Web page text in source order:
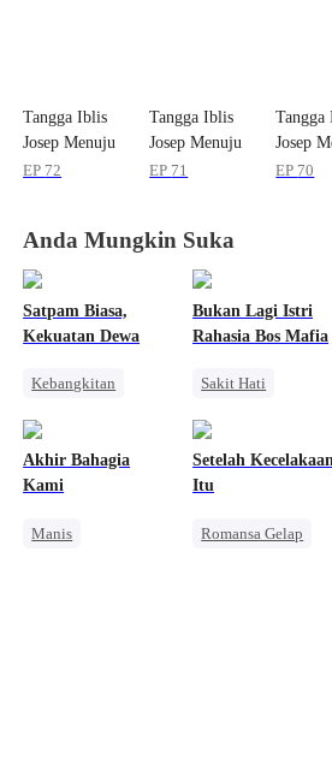
Tangga Iblis
Josep Menuju
EP 72
Tangga Iblis
Josep Menuju
EP 71
Tangga
Josep
EP 70
Anda Mungkin Suka
Satpam Biasa,
Kekuatan Dewa
Kebangkitan
Bukan Lagi Istri
Rahasia Bos Mafia
Sakit Hati
Akhir Bahagia
Kami
Manis
Setelah
Itu
Romansa Gelap